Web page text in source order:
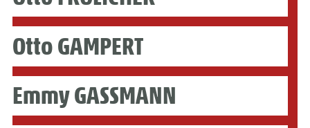
Otto GAMPERT
Emmy GASSMANN